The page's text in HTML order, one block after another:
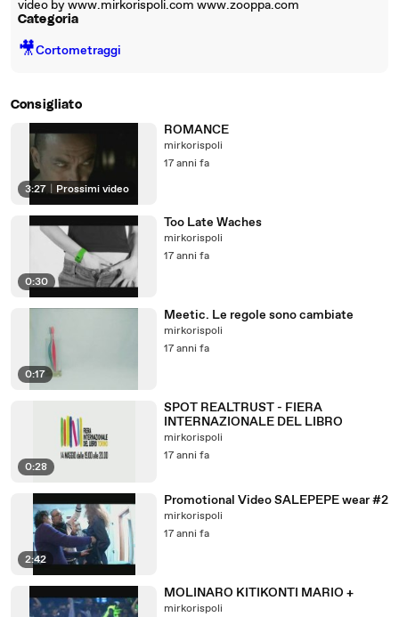
video by www.mirkorispoli.com www.zooppa.com
Categoria
🎥Cortometraggi
Consigliato
3:27 Prossimi video
ROMANCE
mirkorispoli
17 anni fa
0:30
Too Late Waches
mirkorispoli
17 anni fa
0:17
Meetic. Le regole sono cambiate
mirkorispoli
17 anni fa
0:28
SPOT REALTRUST - FIERA
INTERNAZIONALE DEL LIBRO
mirkorispoli
17 anni fa
2:42
Promotional Video SALEPEPE wear #2
mirkorispoli
17 anni fa
MOLINARO KITIKONTI MARIO +
mirkorispoli